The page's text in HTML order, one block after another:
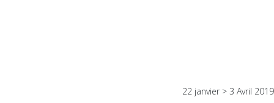
22 janvier > 3 Avril 2019